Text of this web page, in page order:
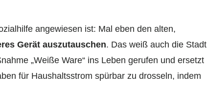
angewiesen ist: Mal eben den alten,
Gerät auszutauschen. Das weiß auch die Stadt
„Weiße Ware“ ins Leben gerufen und ersetzt
für Haushaltsstrom spürbar zu drosseln, indem